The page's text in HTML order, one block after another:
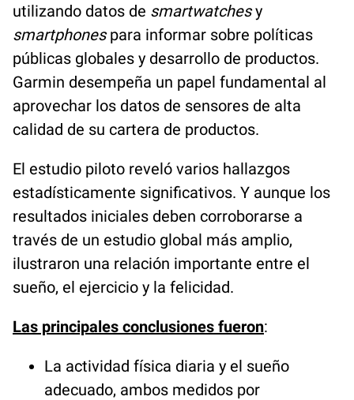
utilizando datos de smartwatchesy
smartphonespara informar sobre políticas
públicas globales y desarrollo de productos.
Garmin desempeña un papel fundamental al
aprovechar los datos de sensores de alta
calidad de su cartera de productos.
El estudio piloto reveló varios hallazgos
estadísticamente significativos. Y aunque los
resultados iniciales deben corroborarse a
través de un estudio global más amplio,
ilustraron una relación importante entre el
sueño, el ejercicio y la felicidad.
Las principales conclusiones fueron:
La actividad física diaria y el sueño
adecuado, ambos medidos por